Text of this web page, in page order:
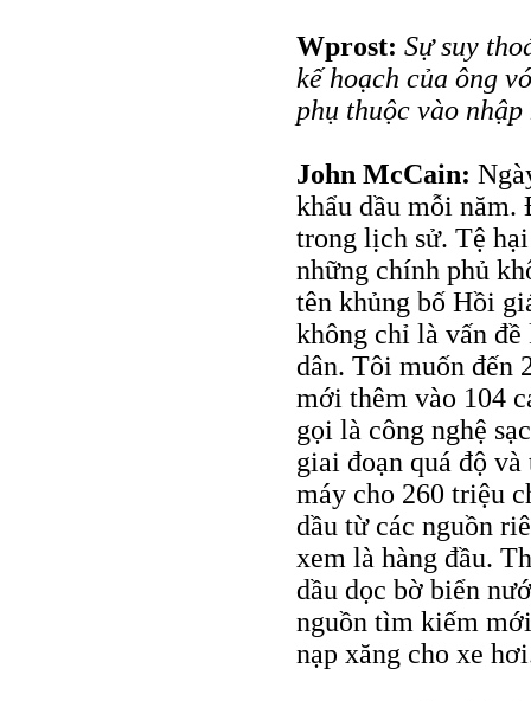
Wprost: Sự suy
kế hoạch của ông
phụ thuộc vào
John McCain:
khẩu dầu mỗi năm.
trong lịch sử. Tệ
những chính phủ
tên khủng bố Hồi
không chỉ là vấn
dân. Tôi muốn đến
mới thêm vào 104
gọi là công nghệ
giai đoạn quá độ
máy cho 260 triệu
dầu từ các nguồn
xem là hàng đầu.
dầu dọc bờ biển
nguồn tìm kiếm
nạp xăng cho xe